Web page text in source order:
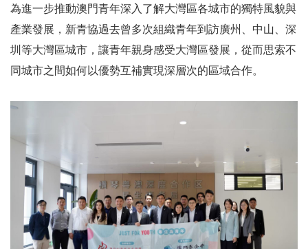
為進一步推動澳門青年深入了解大灣區各城市的獨特風貌與
產業發展，新青協過去曾多次組織青年到訪廣州、中山、深
圳等大灣區城市，讓青年親身感受大灣區發展，從而思索不
同城市之間如何以優勢互補實現深層次的區域合作。